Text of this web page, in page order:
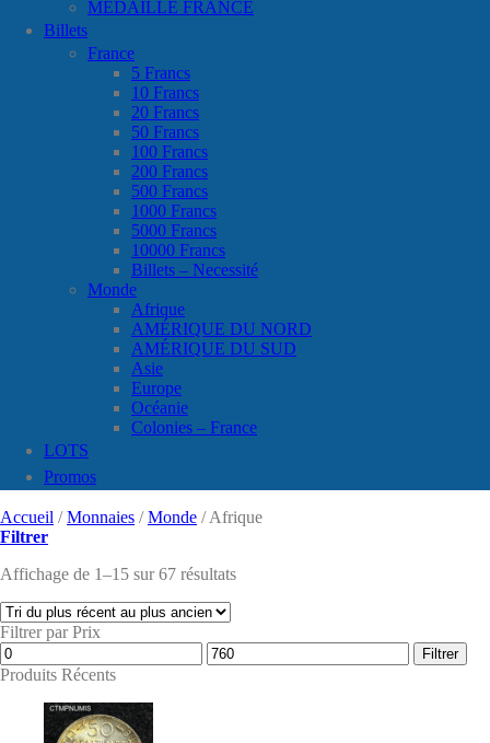
MÉDAILLE FRANCE
Billets
France
5 Francs
10 Francs
20 Francs
50 Francs
100 Francs
200 Francs
500 Francs
1000 Francs
5000 Francs
10000 Francs
Billets – Necessité
Monde
Afrique
AMÉRIQUE DU NORD
AMÉRIQUE DU SUD
Asie
Europe
Océanie
Colonies – France
LOTS
Promos
Accueil / Monnaies / Monde /Afrique
Filtrer
Affichage de 1–15 sur 67 résultats
Filtrer par Prix
Prix
min
Prix
max
Filtrer
Produits Récents